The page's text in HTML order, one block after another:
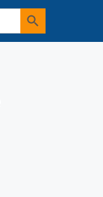
Botón de búsqueda